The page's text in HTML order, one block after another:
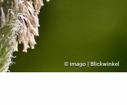
© imago | Blickwinkel